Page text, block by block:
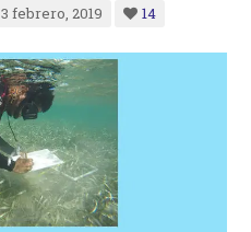
3 febrero, 2019 14